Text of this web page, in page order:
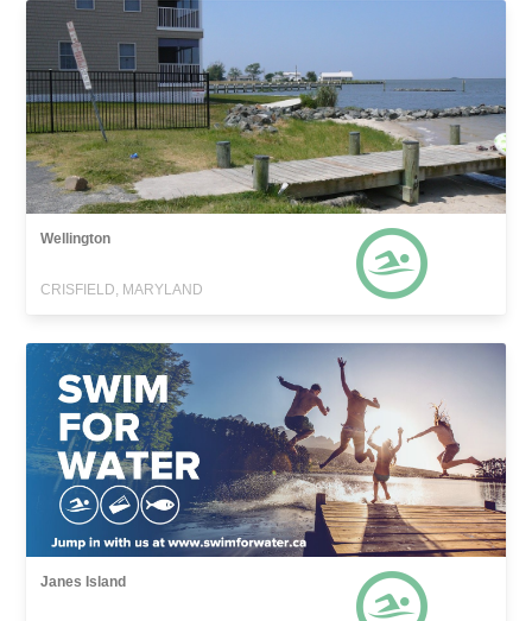
Wellington
CRISFIELD, MARYLAND
Janes Island